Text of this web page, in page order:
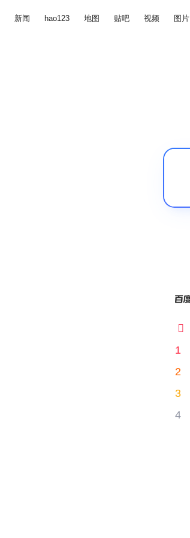
新闻 hao123 地图 贴吧 视频 图片

1
2
3
4